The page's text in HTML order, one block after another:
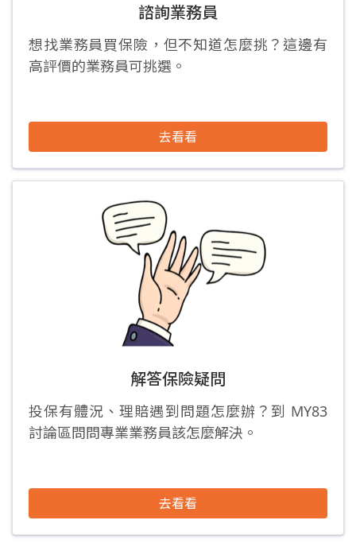
諮詢業務員
想找業務員買保險，但不知道怎麼挑？這邊有
高評價的業務員可挑選。
去看看
解答保險疑問
投保有體況、理賠遇到問題怎麼辦？到 MY83
討論區問問專業業務員該怎麼解決。
去看看